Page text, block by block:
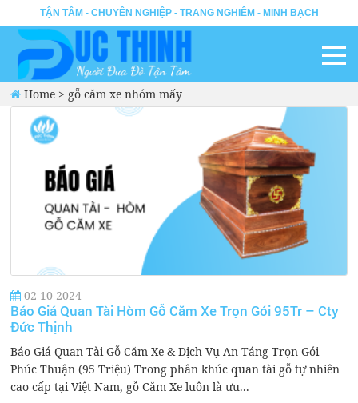
TẬN TÂM - CHUYÊN NGHIỆP - TRANG NGHIÊM - MINH BẠCH
Home > gỗ căm xe nhóm mấy
02-10-2024
Báo Giá Quan Tài Hòm Gỗ Căm Xe Trọn Gói 95Tr – Cty
Đức Thịnh
Báo Giá Quan Tài Gỗ Căm Xe & Dịch Vụ An Táng Trọn Gói
Phúc Thuận (95 Triệu) Trong phân khúc quan tài gỗ tự nhiên
cao cấp tại Việt Nam, gỗ Căm Xe luôn là ưu...